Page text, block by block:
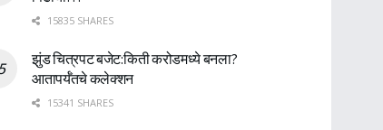
15835 SHARES
झुंड चित्रपट बजेट:किती करोडमध्ये बनला?
आतापर्यँतचे कलेक्शन
15341 SHARES